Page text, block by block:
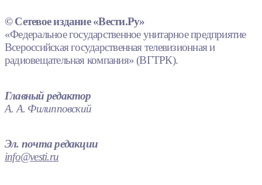
© Сетевое издание «Вести.Ру»
«Федеральное государственное унитарное предприятие
Всероссийская государственная телевизионная и
радиовещательная компания» (ВГТРК).
Главный редактор
А. А. Филипповский
Эл. почта редакции
info@vesti.ru